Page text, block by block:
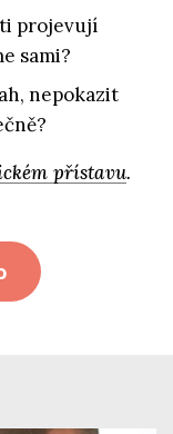
projevují
sami?
nepokazit
přístavu.